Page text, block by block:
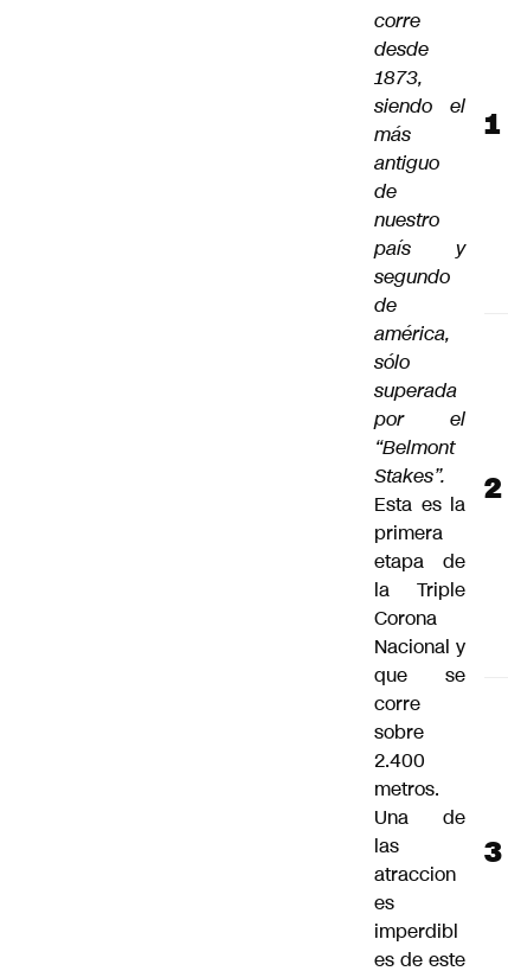
corre
desde
1873,
siendo el
más
antiguo
de
nuestro
país y
segundo
de
américa,
sólo
superada
por el
“Belmont
Stakes”.
Esta es la
primera
etapa de
la Triple
Corona
Nacional y
que se
corre
sobre
2.400
metros.
Una de
las
atraccion
es
imperdibl
es de este